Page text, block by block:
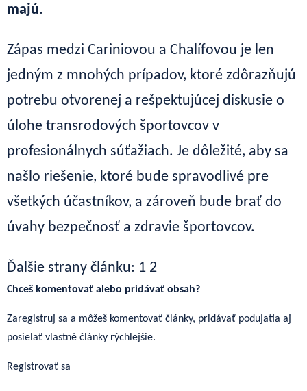
majú.
Zápas medzi Cariniovou a Chalífovou je len
jedným z mnohých prípadov, ktoré zdôrazňujú
potrebu otvorenej a rešpektujúcej diskusie o
úlohe transrodových športovcov v
profesionálnych súťažiach. Je dôležité, aby sa
našlo riešenie, ktoré bude spravodlivé pre
všetkých účastníkov, a zároveň bude brať do
úvahy bezpečnosť a zdravie športovcov.
Ďalšie strany článku: 1 2
Chceš komentovať alebo pridávať obsah?
Zaregistruj sa a môžeš komentovať články, pridávať podujatia aj
posielať vlastné články rýchlejšie.
Registrovať sa